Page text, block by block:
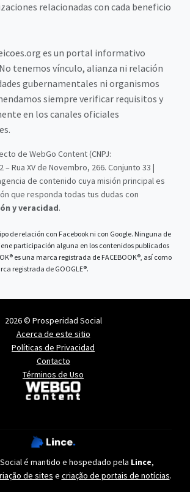
relacionadas con cada beneficio
es un portal informativo
tenemos vínculo, alianza ni relación
gubernamentales ni organismos
siempre verificar requisitos y
en los canales oficiales
de WebGo Content (CNPJ:
– Rua XV de Novembro, 266. Conjunto 33 |
de contenido cuya misión principal es
que responda todas tus dudas con
y veracidad.
de relación con Facebook ni con Google. Ninguna de
participación alguna en los contenidos publicados
es una marca registrada de FACEBOOK®, así como
registrada de GOOGLE®.
2026 © Prosperidad Social
Acerca de este sitio
Políticas de Privacidad
Contacto
Términos de Uso
é mantido e hospedado pela Lince,
de sites e criação de portais de notícias.